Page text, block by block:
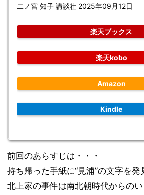
二ノ宮 知子 講談社 2025年09月12日
楽天ブックス
楽天kobo
Amazon
Kindle
前回のあらすじは・・・
持ち帰った手紙に“見浦”の文字を発
北上家の事件は南北朝時代からの